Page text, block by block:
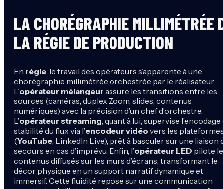
LA CHORÉGRAPHIE MILLIMÉTRÉE
LA RÉGIE DE PRODUCTION
En régie , le travail des opérateurs s’apparente à une
chorégraphie millimétrée orchestrée par le réalisateur.
L’opérateur mélangeur assure les transitions entre les
sources (caméras, duplex Zoom, slides, contenus
numériques) avec la précision d’un chef d’orchestre.
L’opérateur streaming , quant à lui, supervise l’encodage
stabilité du flux via l’encodeur vidéo vers les
(YouTube , LinkedIn Live), prêt à basculer sur une liaison
secours en cas d’imprévu. Enfin, l’opérateur LED pilote
contenus diffusés sur les murs d’écrans, transformant le
décor physique en un support narratif dynamique et
immersif. Cette fluidité repose sur une communication